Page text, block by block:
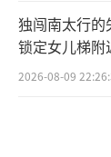
独闯南太行的
锁定女儿梯附
2026-08-09